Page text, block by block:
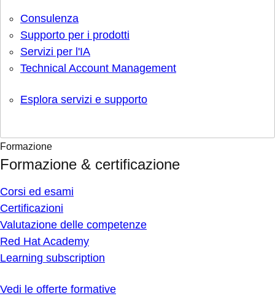
Consulenza
Supporto per i prodotti
Servizi per l'IA
Technical Account Management
Esplora servizi e supporto
Formazione
Formazione & certificazione
Corsi ed esami
Certificazioni
Valutazione delle competenze
Red Hat Academy
Learning subscription
Vedi le offerte formative